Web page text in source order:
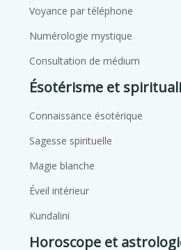
Voyance par téléphone
Numérologie mystique
Consultation de médium
Ésotérisme et
Connaissance ésotérique
Sagesse spirituelle
Magie blanche
Éveil intérieur
Kundalini
Horoscope et